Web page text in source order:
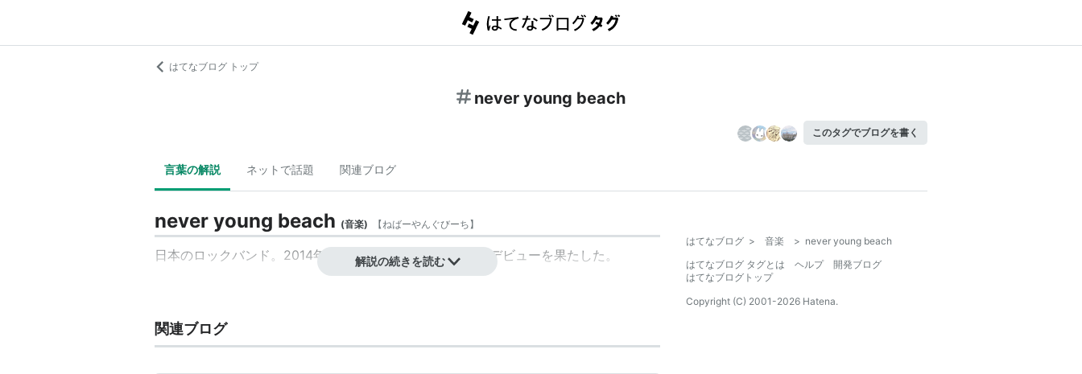
はてなブログ トップ
never young beach
このタグでブログを書く
言葉の解説 ネットで話題 関連ブログ
never young beach (音楽) 【ねばーやんぐびーち】
日本のロックバンド。2014年結成。2017年1月にメジャーデビューを果たした。
解説の続きを読む
関連ブログ
はてなブログ > 音楽 > never young beach
はてなブログ タグとは
ヘルプ
開発ブログ
はてなブログトップ
Copyright (C) 2001-2026 Hatena.